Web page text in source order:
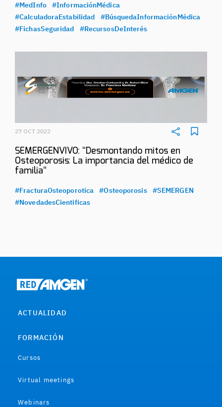
#MedInfo
#InformaciónMédica
#CalculadoraEstabilidad
#BúsquedaInformaciónMédica
#FichasSeguridad
#RecursosDeInterés
27 OCT 2022
SEMERGENVIVO: “Desmontando mitos en
Osteoporosis: La importancia del médico de
familia”
#FracturaOsteoporotica #Osteoporosis
#SEMERGEN
#NovedadesCientificas
ACTUALIDAD
FORMACIÓN
Cursos
Virtual meetings
Webinars